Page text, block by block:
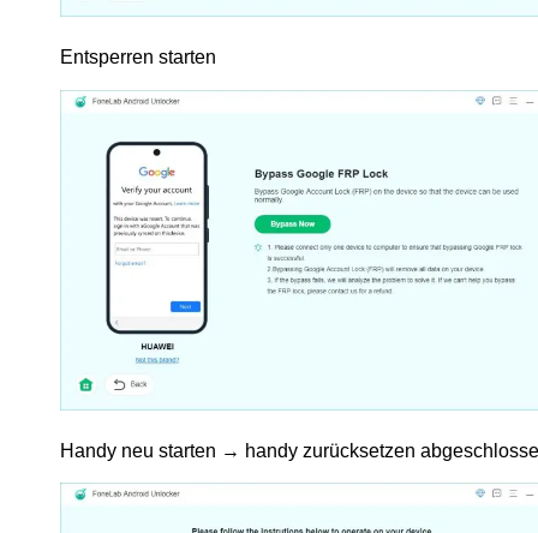
Entsperren starten
Handy neu starten → handy zurücksetzen